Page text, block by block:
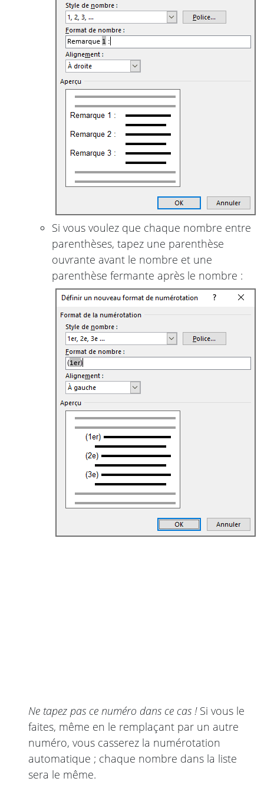
Si vous voulez que chaque nombre entre
parenthèses, tapez une parenthèse
ouvrante avant le nombre et une
parenthèse fermante après le nombre :
Ne tapez pas ce numéro dans ce cas !Si vous le
faites, même en le remplaçant par un autre
numéro, vous casserez la numérotation
automatique ; chaque nombre dans la liste
sera le même.